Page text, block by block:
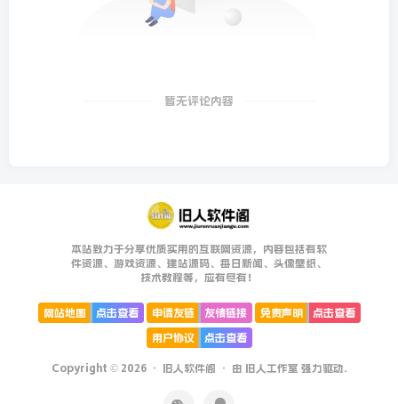
暂无评论内容
本站致力于分享优质实用的互联网资源，内容包括有软
件资源、游戏资源、建站源码、每日新闻、头像壁纸、
技术教程等，应有尽有！
网站地图 点击查看 申请友链 友情链接 免责声明
点击查看
用户协议
点击查看
Copyright © 2026 · 旧人软件阁 · 由 旧人工作室 强力驱动.